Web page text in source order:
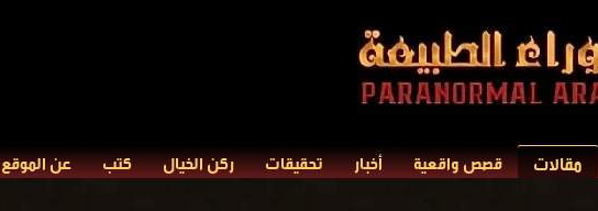
مقالات قصص واقعية أخبار تحقيقات ركن الخيال كتب عن الموقع